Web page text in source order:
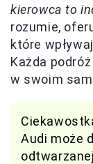
kierowca to
rozumie,
które
Każda
w swoim
Audi może